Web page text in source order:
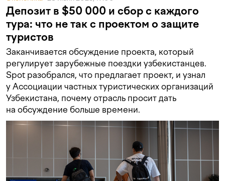
Депозит в $50 000 и сбор с каждого
тура: что не так с проектом о защите
туристов
Заканчивается обсуждение проекта, который
регулирует зарубежные поездки узбекистанцев.
Spot разобрался, что предлагает проект, и узнал
у Ассоциации частных туристических организаций
Узбекистана, почему отрасль просит дать
на обсуждение больше времени.